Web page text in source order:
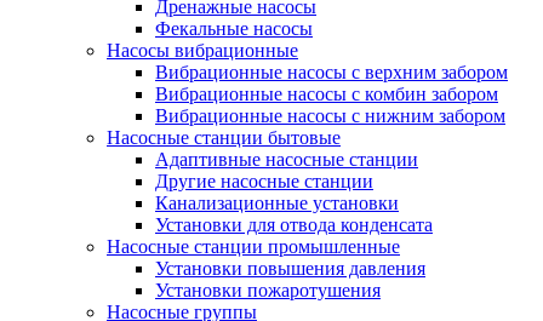
Дренажные насосы
Фекальные насосы
Насосы вибрационные
Вибрационные насосы с верхним забором
Вибрационные насосы с комбин забором
Вибрационные насосы с нижним забором
Насосные станции бытовые
Адаптивные насосные станции
Другие насосные станции
Канализационные установки
Установки для отвода конденсата
Насосные станции промышленные
Установки повышения давления
Установки пожаротушения
Насосные группы